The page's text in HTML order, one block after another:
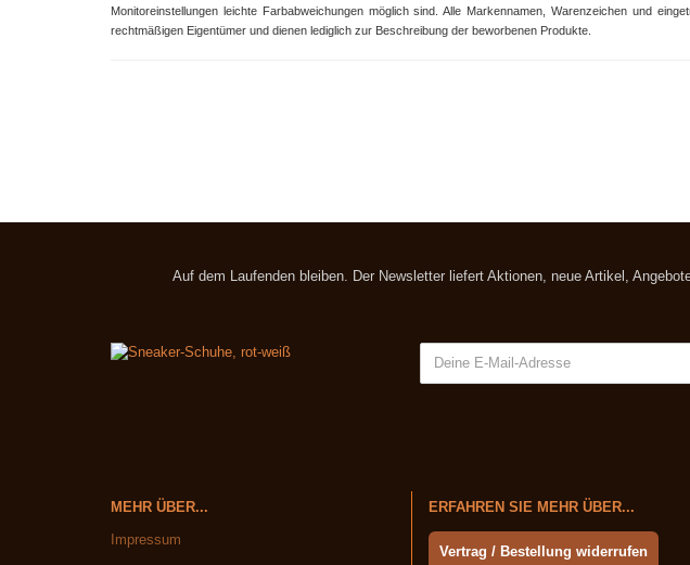
Monitoreinstellungen leichte Farbabweichungen möglich sind. Alle Markennamen, Warenzeichen und
rechtmäßigen Eigentümer und dienen lediglich zur Beschreibung der beworbenen Produkte.
Auf dem Laufenden bleiben. Der Newsletter liefert Aktionen, neue Artikel,
MEHR ÜBER...
Impressum
ERFAHREN SIE MEHR ÜBER...
Vertrag / Bestellung widerrufen